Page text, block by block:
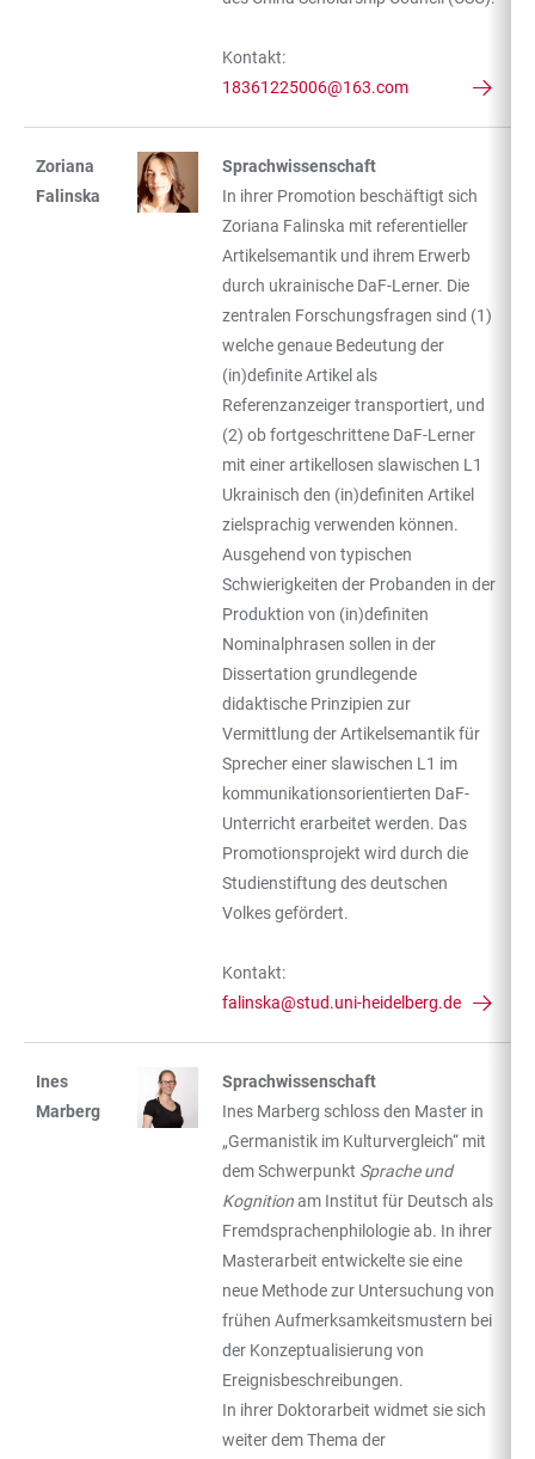
Kontakt:
18361225006@163.com
Zoriana
Falinska
Sprachwissenschaft
In ihrer Promotion beschäftigt sich
Zoriana Falinska mit referentieller
Artikelsemantik und ihrem Erwerb
durch ukrainische DaF-Lerner. Die
zentralen Forschungsfragen sind (1)
welche genaue Bedeutung der
(in)definite Artikel als
Referenzanzeiger transportiert, und
(2) ob fortgeschrittene DaF-Lerner
mit einer artikellosen slawischen L1
Ukrainisch den (in)definiten Artikel
zielsprachig verwenden können.
Ausgehend von typischen
Schwierigkeiten der Probanden in der
Produktion von (in)definiten
Nominalphrasen sollen in der
Dissertation grundlegende
didaktische Prinzipien zur
Vermittlung der Artikelsemantik für
Sprecher einer slawischen L1 im
kommunikationsorientierten DaF-
Unterricht erarbeitet werden. Das
Promotionsprojekt wird durch die
Studienstiftung des deutschen
Volkes gefördert.
Kontakt:
falinska@stud.uni-heidelberg.de
Ines
Marberg
Sprachwissenschaft
Ines Marberg schloss den Master in
„Germanistik im Kulturvergleich“ mit
dem Schwerpunkt Sprache und
Kognitionam Institut für Deutsch als
Fremdsprachenphilologie ab. In ihrer
Masterarbeit entwickelte sie eine
neue Methode zur Untersuchung von
frühen Aufmerksamkeitsmustern bei
der Konzeptualisierung von
Ereignisbeschreibungen.
In ihrer Doktorarbeit widmet sie sich
weiter dem Thema der